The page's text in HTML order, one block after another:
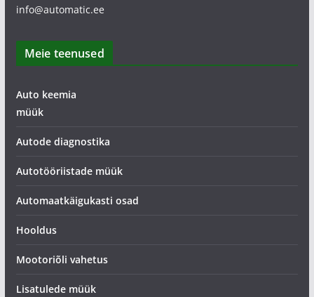
info@automatic.ee
Meie teenused
Auto keemia
müük
Autode diagnostika
Autotööriistade müük
Automaatkäigukasti osad
Hooldus
Mootoriõli vahetus
Lisatulede müük